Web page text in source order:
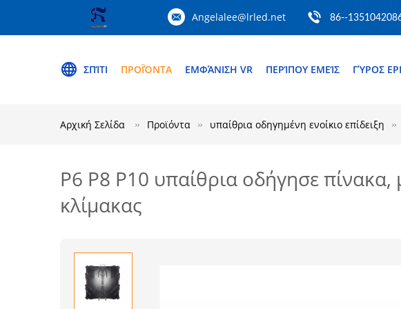
Angelalee@lrled.net 86--
ΣΠΊΤΙ ΠΡΟΪΌΝΤΑ ΕΜΦΆΝΙΣΗ VR ΠΕΡΊΠΟΥ ΕΜΕΊΣ ΓΎΡΟΣ
Αρχική Σελίδα Προϊόντα υπαίθρια οδηγημένη ενοίκιο επίδειξη
P6 P8 P10 υπαίθρια οδήγησε
κλίμακας